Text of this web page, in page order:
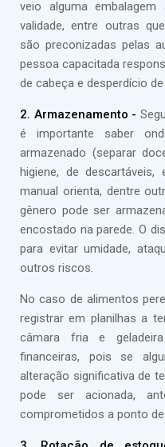
veio alguma
validade, entre outras
são preconizadas pelas
pessoa capacitada
de cabeça e desperdício
2. Armazenamento -
é importante saber
armazenado (separar
higiene, de
manual orienta, dentre
gênero pode ser
encostado na parede. O
para evitar umidade,
outros riscos.
No caso de alimentos
registrar em planilhas a
câmara fria e
financeiras, pois se
alteração significativa de
pode ser acionada,
comprometidos a ponto